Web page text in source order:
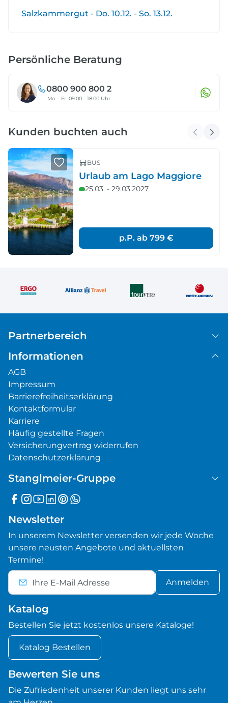
Salzkammergut - Do. 10.12. - So. 13.12.
Persönliche Beratung
0800 900 800 2
Mo. - Fr. 09:00 - 18:00 Uhr
Kunden buchten auch
BUS
Urlaub am Lago Maggiore
25.03. - 29.03.2027
p.P. ab 799 €
Partnerbereich
Informationen
AGB
Impressum
Barrierefreiheitserklärung
Kontaktformular
Karriere
Häufig gestellte Fragen
Versicherungvertrag widerrufen
Datenschutzerklärung
Stanglmeier-Gruppe
Newsletter
In unserem Newsletter versenden wir jede Woche
unsere neusten Angebote und aktuellsten
Termine!
Anmelden
Katalog
Bestellen Sie jetzt kostenlos unsere Kataloge!
Katalog Bestellen
Bewerten Sie uns
Die Zufriedenheit unserer Kunden liegt uns sehr